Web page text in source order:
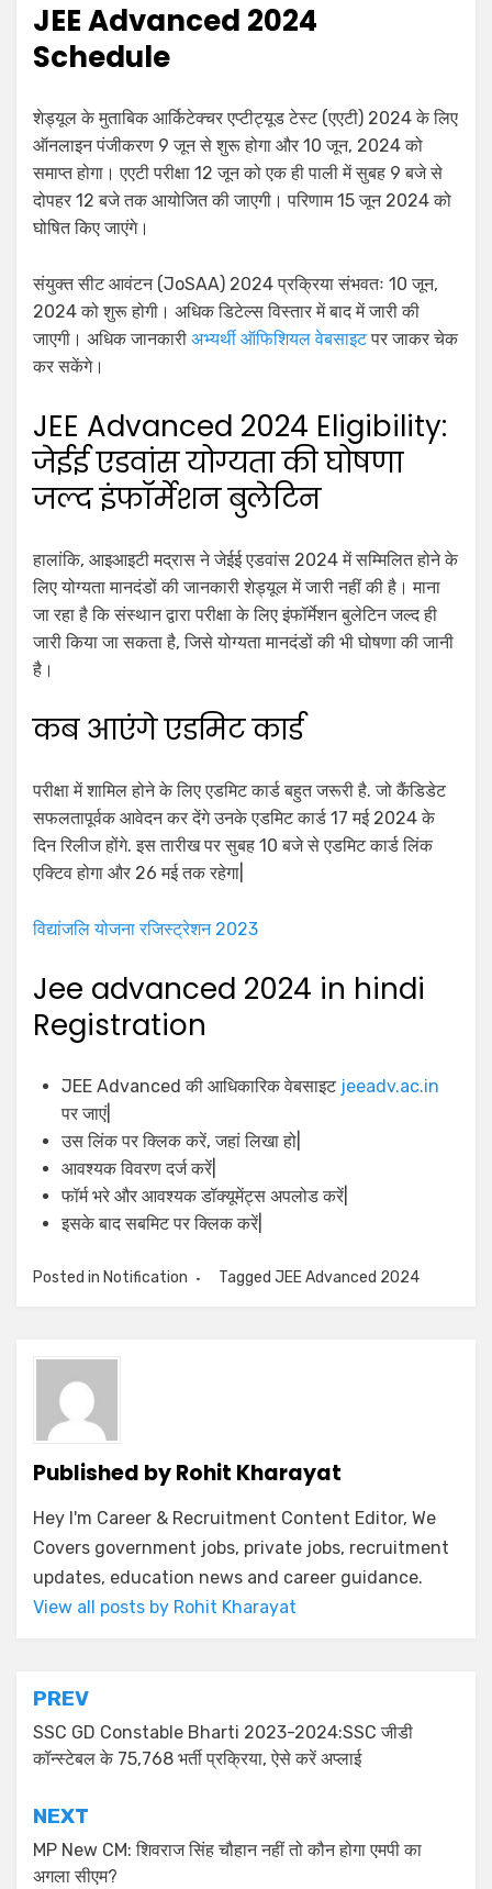
JEE Advanced 2024
Schedule
शेड्यूल के मुताबिक आर्किटेक्चर एप्टीट्यूड टेस्ट (एएटी) 2024 के लिए
ऑनलाइन पंजीकरण 9 जून से शुरू होगा और 10 जून, 2024 को
समाप्त होगा। एएटी परीक्षा 12 जून को एक ही पाली में सुबह 9 बजे से
दोपहर 12 बजे तक आयोजित की जाएगी। परिणाम 15 जून 2024 को
घोषित किए जाएंगे।
संयुक्त सीट आवंटन (JoSAA) 2024 प्रक्रिया संभवतः 10 जून,
2024 को शुरू होगी। अधिक डिटेल्स विस्तार में बाद में जारी की
जाएगी। अधिक जानकारी अभ्यर्थी ऑफिशियल वेबसाइटपर जाकर चेक
कर सकेंगे।
JEE Advanced 2024 Eligibility:
जेईई एडवांस योग्यता की घोषणा
जल्द इंफॉर्मेशन बुलेटिन
हालांकि, आइआइटी मद्रास ने जेईई एडवांस 2024 में सम्मिलित होने के
लिए योग्यता मानदंडों की जानकारी शेड्यूल में जारी नहीं की है। माना
जा रहा है कि संस्थान द्वारा परीक्षा के लिए इंफॉर्मेशन बुलेटिन जल्द ही
जारी किया जा सकता है, जिसे योग्यता मानदंडों की भी घोषणा की जानी
है।
कब आएंगे एडमिट कार्ड
परीक्षा में शामिल होने के लिए एडमिट कार्ड बहुत जरूरी है. जो कैंडिडेट
सफलतापूर्वक आवेदन कर देंगे उनके एडमिट कार्ड 17 मई 2024 के
दिन रिलीज होंगे. इस तारीख पर सुबह 10 बजे से एडमिट कार्ड लिंक
एक्टिव होगा और 26 मई तक रहेगा|
विद्यांजलि योजना रजिस्ट्रेशन 2023
Jee advanced 2024 in hindi
Registration
JEE Advanced की आधिकारिक वेबसाइट jeeadv.ac.in
पर जाएं|
उस लिंक पर क्लिक करें, जहां लिखा हो|
आवश्यक विवरण दर्ज करें|
फॉर्म भरे और आवश्यक डॉक्यूमेंट्स अपलोड करें|
इसके बाद सबमिट पर क्लिक करें|
Posted in Notification Tagged JEE Advanced 2024
Published byRohit Kharayat
Hey I'm Career & Recruitment Content Editor, We
Covers government jobs, private jobs, recruitment
updates, education news and career guidance.
View all posts by Rohit Kharayat
PREV
SSC GD Constable Bharti 2023-2024:SSC जीडी
कॉन्स्टेबल के 75,768 भर्ती प्रक्र‍िया, ऐसे करें अप्लाई
NEXT
MP New CM: शिवराज सिंह चौहान नहीं तो कौन होगा एमपी का
अगला सीएम?